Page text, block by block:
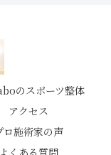
のスポーツ整体
アクセス
ロ施術家の声
よくある質問